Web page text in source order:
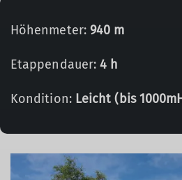
Höhenmeter: 940 m
Etappendauer:4 h
Kondition: Leicht (bis